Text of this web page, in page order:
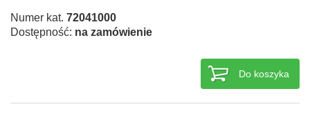
Numer kat. 72041000
Dostępność: na zamówienie
Do koszyka